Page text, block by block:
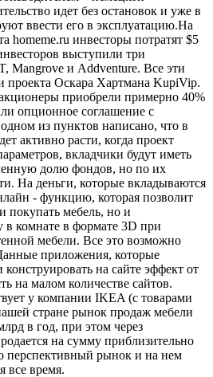
идет без остановок и уже в
ввести его в эксплуатацию.На
homeme.ru инвесторы потратят $5
выступили три
Mangrove и Addventure. Все эти
Оскара Хартмана KupiVip.
приобрели примерно 40%
опционное соглашение с
из пунктов написано, что в
активно расти, когда проект
вкладчики будут иметь
долю фондов, но по их
На деньги, которые вкладываются
- функцию, которая позволит
покупать мебель, но и
в комнате в формате 3D при
мебели. Все это возможно
приложения, которые
на сайте эффект от
на малом количестве сайтов.
у компании IKEA (с товарами
стране рынок продаж мебели
в год, при этом через
на сумму приблизительно
перспективный рынок и на нем
все время.